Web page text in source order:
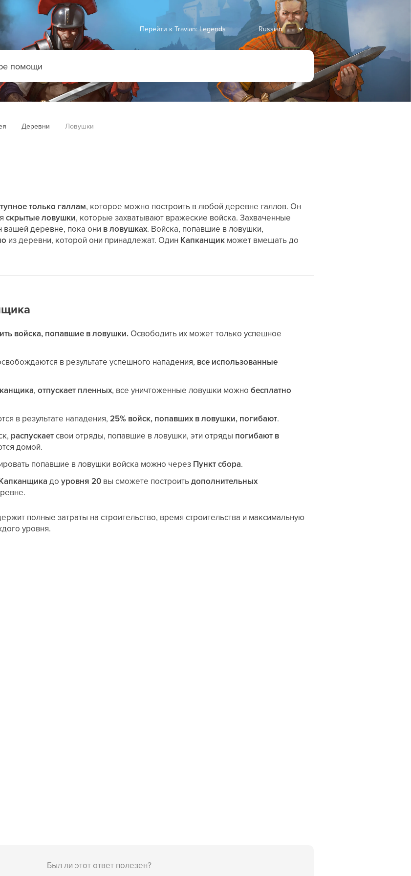
Перейти к Travian: Legends
Деревни Ловушки
только галлам, которое можно построить в любой деревне галлов. Он
скрытые ловушки, которые захватывают вражеские войска. Захваченные
вашей деревне, пока они в ловушках. Войска, попавшие в ловушки,
из деревни, которой они принадлежат. Один Капканщик может вмещать до
войска, попавшие в ловушки. Освободить их может только успешное
в результате успешного нападения, все использованные
,отпускает пленных, все уничтоженные ловушки можнобесплатно
в результате нападения,25% войск, попавших в ловушки, погибают.
распускаетсвои отряды, попавшие в ловушки, эти отряды погибают в
домой.
попавшие в ловушки войска можно через Пункт сбора.
доуровня 20 вы сможете построитьдополнительных
полные затраты на строительство, время строительства и максимальную
уровня.
Был ли этот ответ полезен?